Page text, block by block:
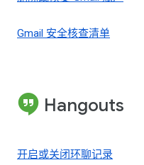
Gmail 安全核查清单
Hangouts
开启或关闭环聊记录